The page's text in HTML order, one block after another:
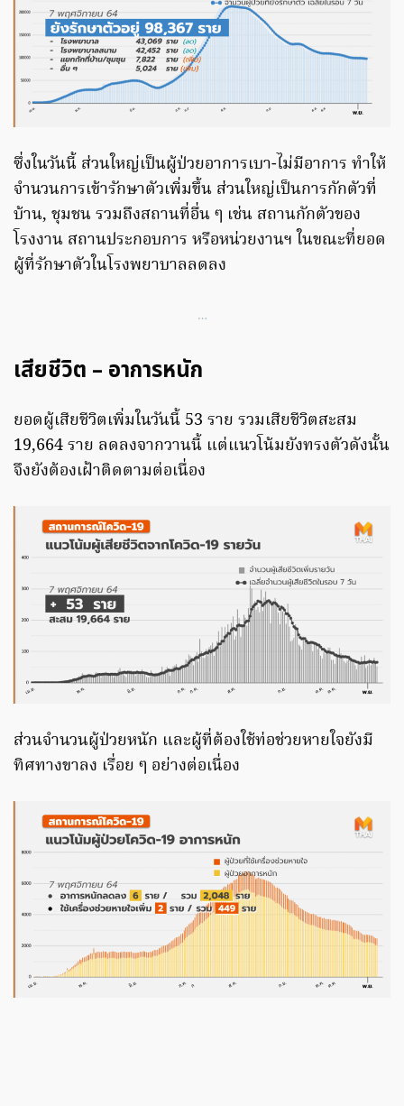
ซึ่งในวันนี้ ส่วนใหญ่เป็นผู้ป่วยอาการเบา-ไม่มีอาการ ทำให้
จำนวนการเข้ารักษาตัวเพิ่มขึ้น ส่วนใหญ่เป็นการกักตัวที่
บ้าน, ชุมชน รวมถึงสถานที่อื่น ๆ เช่น สถานกักตัวของ
โรงงาน สถานประกอบการ หรือหน่วยงานฯ ในขณะที่ยอด
ผู้ที่รักษาตัวในโรงพยาบาลลดลง
…
เสียชีวิต – อาการหนัก
ยอดผู้เสียชีวิตเพิ่มในวันนี้ 53 ราย รวมเสียชีวิตสะสม
19,664 ราย ลดลงจากวานนี้ แต่แนวโน้มยังทรงตัวดังนั้น
จึงยังต้องเฝ้าติดตามต่อเนื่อง
ส่วนจำนวนผู้ป่วยหนัก และผู้ที่ต้องใช้ท่อช่วยหายใจยังมี
ทิศทางขาลง เรื่อย ๆ อย่างต่อเนื่อง